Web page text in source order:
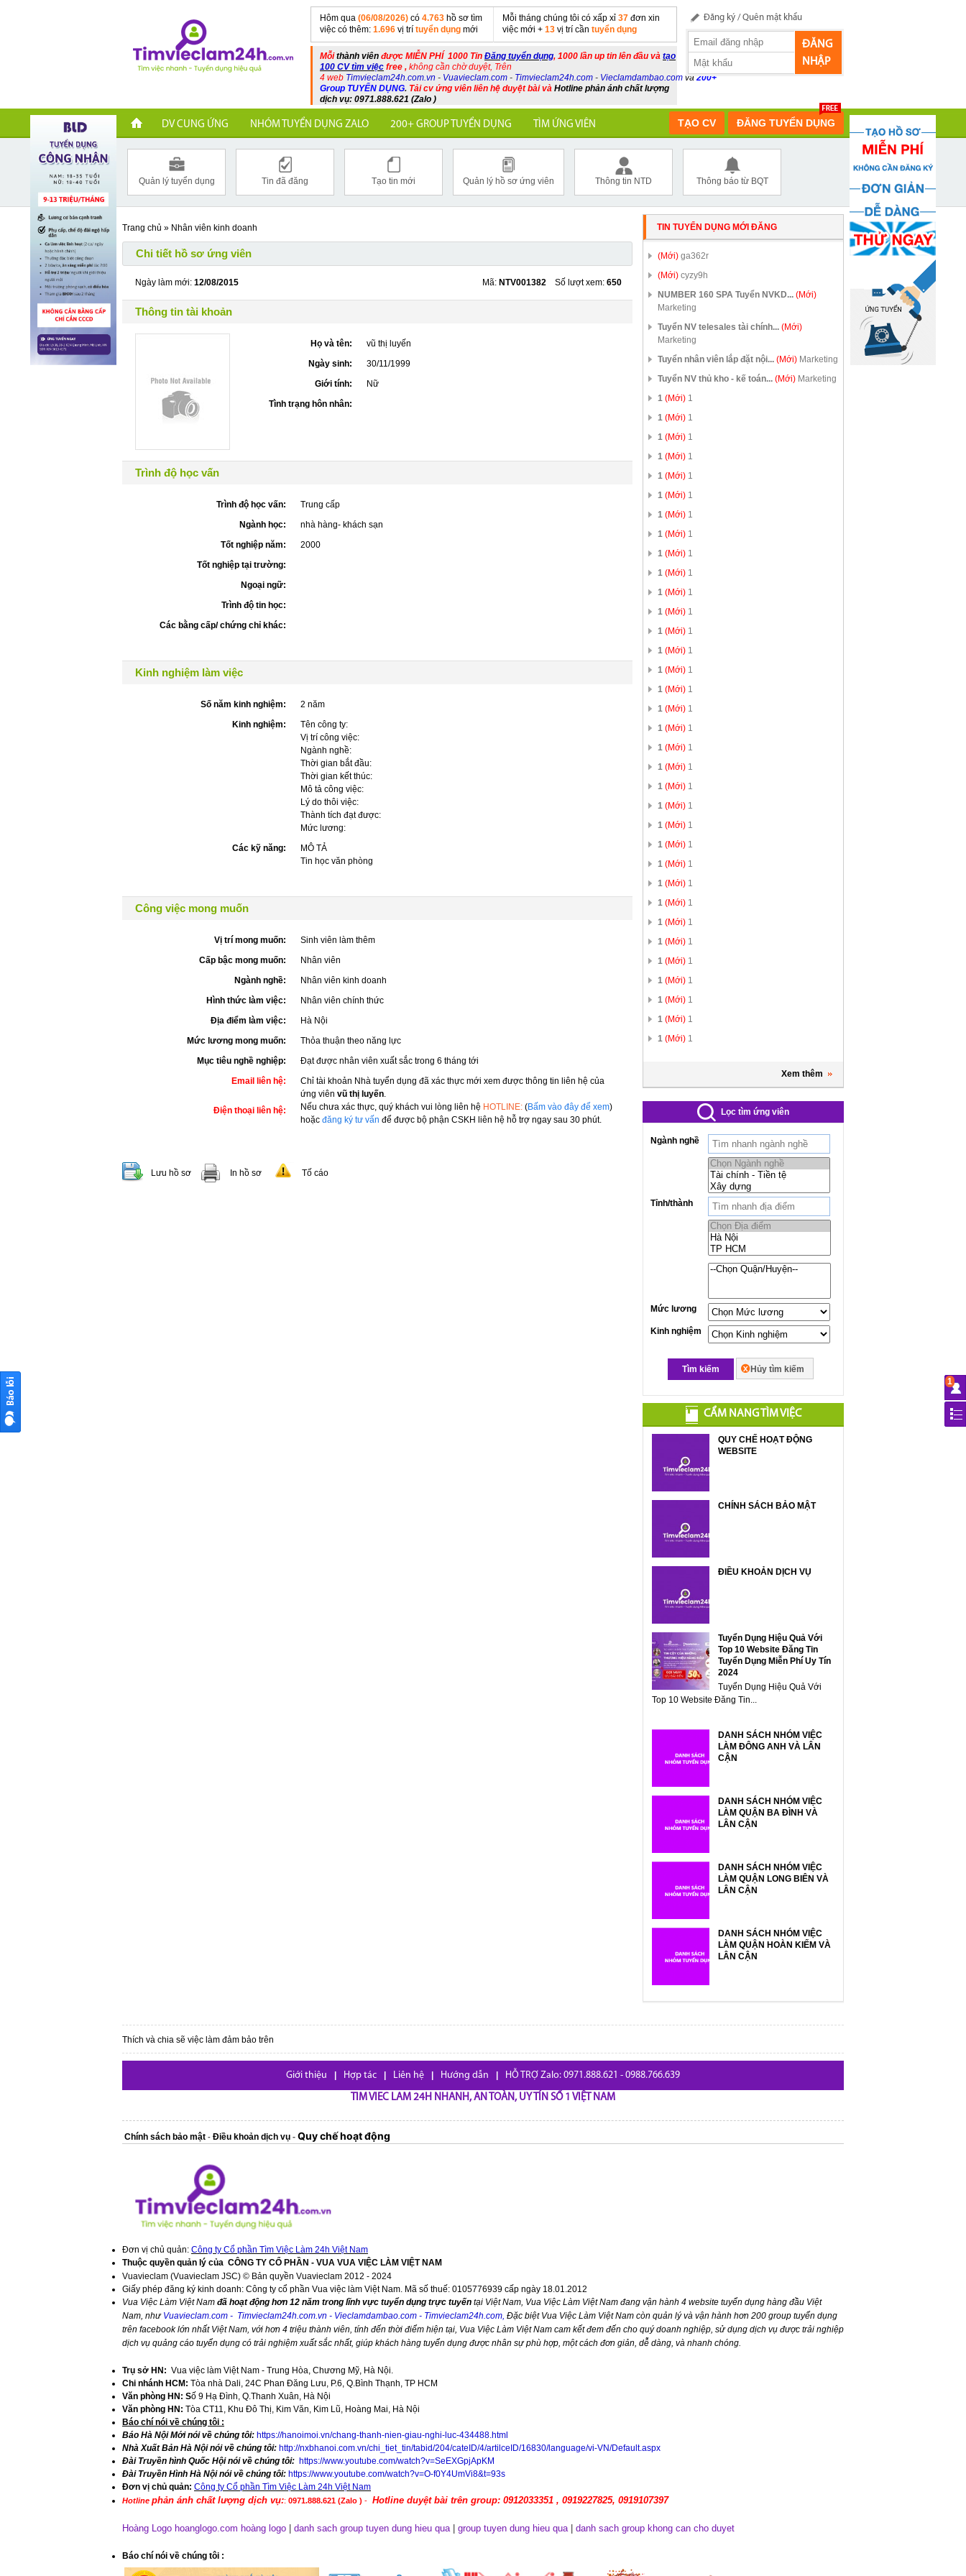
Hôm qua (06/08/2026) có 4.763 hồ sơ tìm
việc có thêm: 1.696 vị trí tuyển dụng mới
Mỗi tháng chúng tôi có xấp xỉ 37 đơn xin
việc mới + 13 vị trí cần tuyển dụng
Mỗithành viên được MIỄN PHÍ 1000 Tin Đăng tuyển dụng, 1000 lần up tin lên đầu và tạo
100 CV tìm việc free , không cần chờ duyệt, Trên
4 web Timvieclam24h.com.vn - Vuavieclam.com - Timvieclam24h.com - Vieclamdambao.com và 200+
Group TUYỂN DỤNG. Tải cv ứng viên liên hệ duyệt bài và Hotline phản ánh chất lượng
dịch vụ: 0971.888.621 (Zalo )
Đăng ký /Quên mật khẩu
ĐĂNG
NHẬP
DV CUNG ỨNG NHÓM TUYỂN DỤNG ZALO 200+ GROUP TUYỂN DỤNG TÌM ỨNG VIÊN ĐĂNG TUYỂN DỤNG
TẠO CV
Quản lý tuyển dụng Tin đã đăng Tạo tin mới Quản lý hồ sơ ứng viên Thông tin NTD Thông báo từ BQT
Trang chủ » Nhân viên kinh doanh
Chi tiết hồ sơ ứng viên
Ngày làm mới: 12/08/2015 Mã: NTV001382 Số lượt xem: 650
Thông tin tài khoản
Họ và tên:
vũ thị luyến
Ngày sinh:
30/11/1999
Giới tính:
Nữ
Tình trạng hôn nhân:
Trình độ học vấn
Trình độ học vấn:
Trung cấp
Ngành học:
nhà hàng- khách sạn
Tốt nghiệp năm:
2000
Tốt nghiệp tại trường:
Ngoại ngữ:
Trình độ tin học:
Các bằng cấp/ chứng chỉ khác:
Kinh nghiệm làm việc
Số năm kinh nghiệm:
2 năm
Kinh nghiệm:
Tên công ty:
Vị trí công việc:
Ngành nghề:
Thời gian bắt đầu:
Thời gian kết thúc:
Mô tả công việc:
Lý do thôi việc:
Thành tích đạt được:
Mức lương:
Các kỹ năng:
MÔ TẢ
Tin học văn phòng
Công việc mong muốn
Vị trí mong muốn:
Sinh viên làm thêm
Cấp bậc mong muốn:
Nhân viên
Ngành nghề:
Nhân viên kinh doanh
Hình thức làm việc:
Nhân viên chính thức
Địa điểm làm việc:
Hà Nội
Mức lương mong muốn:
Thỏa thuận theo năng lực
Mục tiêu nghề nghiệp:
Đạt được nhân viên xuất sắc trong 6 tháng tới
Email liên hệ:
Chỉ tài khoản Nhà tuyển dụng đã xác thực mới xem được thông tin liên hệ của
ứng viên vũ thị luyến.
Nếu chưa xác thực, quý khách vui lòng liên hệ HOTLINE: (Bấm vào đây để xem)
hoặc đăng ký tư vấn để được bộ phận CSKH liên hệ hỗ trợ ngay sau 30 phút.
Điện thoại liên hệ:
Lưu hồ sơ In hồ sơ Tố cáo
TIN TUYỂN DỤNG MỚI ĐĂNG
(Mới) ga362r
(Mới) cyzy9h
NUMBER 160 SPA Tuyển NVKD... (Mới)
Marketing
Tuyển NV telesales tài chính... (Mới)
Marketing
Tuyển nhân viên lắp đặt nội... (Mới) Marketing
Tuyển NV thủ kho - kế toán... (Mới) Marketing
1 (Mới) 1
1 (Mới) 1
1 (Mới) 1
1 (Mới) 1
1 (Mới) 1
1 (Mới) 1
1 (Mới) 1
1 (Mới) 1
1 (Mới) 1
1 (Mới) 1
1 (Mới) 1
1 (Mới) 1
1 (Mới) 1
1 (Mới) 1
1 (Mới) 1
1 (Mới) 1
1 (Mới) 1
1 (Mới) 1
1 (Mới) 1
1 (Mới) 1
1 (Mới) 1
1 (Mới) 1
1 (Mới) 1
1 (Mới) 1
1 (Mới) 1
1 (Mới) 1
1 (Mới) 1
1 (Mới) 1
1 (Mới) 1
1 (Mới) 1
1 (Mới) 1
1 (Mới) 1
1 (Mới) 1
1 (Mới) 1
Xem thêm
Lọc tìm ứng viên
Ngành nghề
Tỉnh/thành
Mức lương
Kinh nghiệm
Tìm kiếm Hủy tìm kiếm
CẨM NANG TÌM VIỆC
QUY CHẾ HOẠT ĐỘNG
WEBSITE
CHÍNH SÁCH BẢO MẬT
ĐIỀU KHOẢN DỊCH VỤ
Tuyển Dụng Hiệu Quả Với
Top 10 Website Đăng Tin
Tuyển Dụng Miễn Phí Uy Tín
2024
Tuyển Dụng Hiệu Quả Với
Top 10 Website Đăng Tin...
DANH SÁCH NHÓM VIỆC
LÀM ĐÔNG ANH VÀ LÂN
CẬN
DANH SÁCH NHÓM VIỆC
LÀM QUẬN BA ĐÌNH VÀ
LÂN CẬN
DANH SÁCH NHÓM VIỆC
LÀM QUẬN LONG BIÊN VÀ
LÂN CẬN
DANH SÁCH NHÓM VIỆC
LÀM QUẬN HOÀN KIẾM VÀ
LÂN CẬN
Thích và chia sẽ việc làm đảm bảo trên
Giới thiệu Hợp tác Liên hệ Hướng dẫn HỖ TRỢ Zalo: 0971.888.621 - 0988.766.639
TIM VIEC LAM 24H NHANH, AN TOÀN, UY TÍN SỐ 1 VIỆT NAM
Chính sách bảo mật - Điều khoản dịch vụ - Quy chế hoạt động
Đơn vị chủ quản: Công ty Cổ phần Tìm Việc Làm 24h Việt Nam
Thuộc quyền quản lý của CÔNG TY CỔ PHẦN - VUA VUA VIỆC LÀM VIỆT NAM
Vuavieclam (Vuavieclam JSC) © Bản quyền Vuavieclam 2012 - 2024
Giấy phép đăng ký kinh doanh: Công ty cổ phần Vua việc làm Việt Nam. Mã số thuế: 0105776939 cấp ngày 18.01.2012
Vua Việc Làm Việt Nam đã hoạt động hơn 12 năm trong lĩnh vực tuyển dụng trực tuyến tại Việt Nam, Vua Việc Làm Việt Nam đang vận hành 4 website tuyển dụng hàng đầu Việt
Nam, như Vuavieclam.com - Timvieclam24h.com.vn - Vieclamdambao.com - Timvieclam24h.com, Đặc biệt Vua Việc Làm Việt Nam còn quản lý và vận hành hơn 200 group tuyển dụng
trên facebook lớn nhất Việt Nam, với hơn 4 triệu thành viên, tính đến thời điểm hiện tại, Vua Việc Làm Việt Nam cam kết đem đến cho quý doanh nghiệp, sử dụng dịch vụ được trải nghiệp
dịch vụ quảng cáo tuyển dụng có trải nghiệm xuất sắc nhất, giúp khách hàng tuyển dụng được nhân sự phù hợp, một cách đơn giản, dễ dàng, và nhanh chóng.
Trụ sở HN: Vua việc làm Việt Nam - Trung Hòa, Chương Mỹ, Hà Nội.
Chi nhánh HCM: Tòa nhà Dali, 24C Phan Đăng Lưu, P.6, Q.Bình Thạnh, TP HCM
Văn phòng HN: Số 9 Hạ Đình, Q.Thanh Xuân, Hà Nội
Văn phòng HN: Tòa CT11, Khu Đô Thị, Kim Văn, Kim Lũ, Hoàng Mai, Hà Nội
​Báo chí nói về chúng tôi :
Báo Hà Nội Mới nói về chúng tôi: https://hanoimoi.vn/chang-thanh-nien-giau-nghi-luc-434488.html
Nhà Xuất Bản Hà Nội nói về chúng tôi: http://nxbhanoi.com.vn/chi_tiet_tin/tabid/204/cateID/4/artilceID/16830/language/vi-VN/Default.aspx
Đài Truyền hình Quốc Hội nói về chúng tôi: https://www.youtube.com/watch?v=SeEXGpjApKM
Đài Truyền Hình Hà Nội nói về chúng tôi: https://www.youtube.com/watch?v=O-f0Y4UmVi8&t=93s
Đơn vị chủ quản: Công ty Cổ phần Tìm Việc Làm 24h Việt Nam
Hotline phản ánh chất lượng dịch vụ:: 0971.888.621 (Zalo ) - Hotline duyệt bài trên group: 0912033351 , 0919227825, 0919107397
Hoàng Logo hoanglogo.com hoàng logo danh sach group tuyen dung hieu qua| group tuyen dung hieu qua| danh sach group khong can cho duyet
​Báo chí nói về chúng tôi :
1